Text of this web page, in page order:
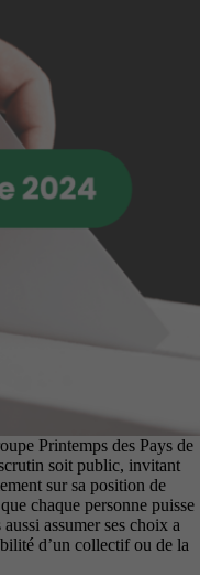
Printemps des Pays de
soit public, invitant
sur sa position de
chaque personne puisse
assumer ses choix a
d’un collectif ou de la